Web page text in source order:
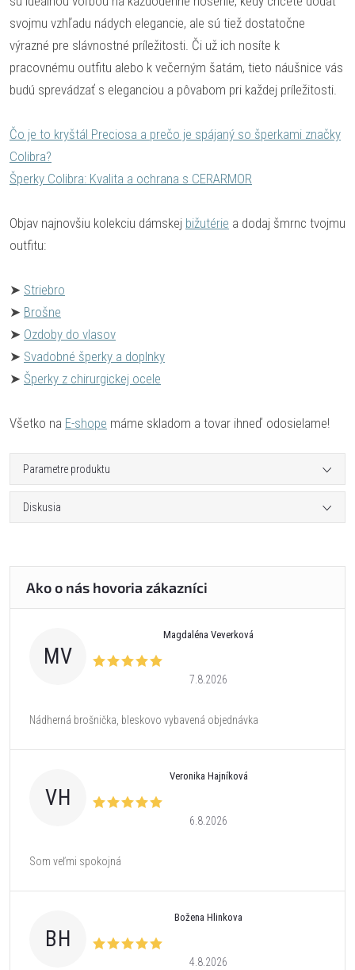
svojmu vzhľadu nádych elegancie, ale sú tiež dostatočne
výrazné pre slávnostné príležitosti. Či už ich nosíte k
pracovnému outfitu alebo k večerným šatám, tieto náušnice vás
budú sprevádzať s eleganciou a pôvabom pri každej príležitosti.
Čo je to kryštál Preciosa a prečo je spájaný so šperkami značky
Colibra?
Šperky Colibra: Kvalita a ochrana s CERARMOR
Objav najnovšiu kolekciu dámskej bižutérie a dodaj šmrnc tvojmu
outfitu:
➤ Striebro
➤ Brošne
➤ Ozdoby do vlasov
➤ Svadobné šperky a doplnky
➤ Šperky z chirurgickej ocele
Všetko na E-shope máme skladom a tovar ihneď odosielame!
Parametre produktu
Diskusia
MV
Magdaléna Veverková
7.8.2026
Nádherná brošnička, bleskovo vybavená objednávka
VH
Veronika Hajníková
6.8.2026
Som veľmi spokojná
BH
Božena Hlinkova
4.8.2026